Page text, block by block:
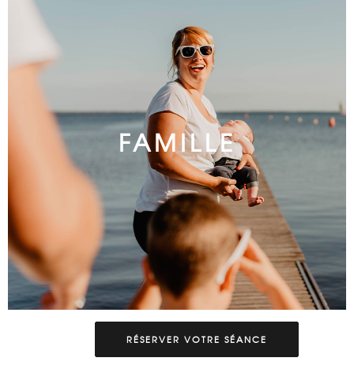
FAMILLE
RÉSERVER VOTRE SÉANCE